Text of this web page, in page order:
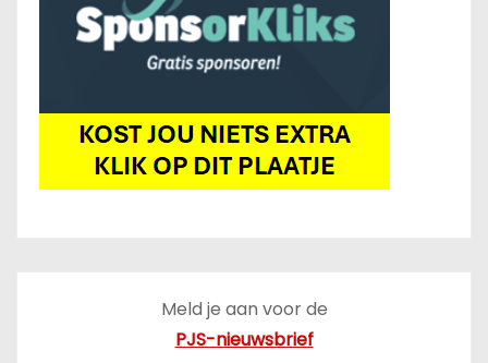
Meld je aan voor de
PJS-nieuwsbrief